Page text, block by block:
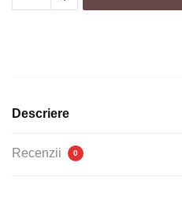
de
-
Descriere
Recenzii 0